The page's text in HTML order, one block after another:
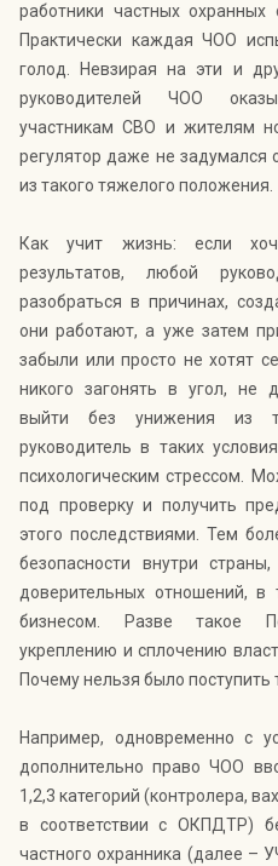
работники частных охранных
Практически каждая ЧОО
голод. Невзирая на эти и
руководителей ЧОО
участникам СВО и жителям
регулятор даже не задумался
из такого тяжелого положения.
Как учит жизнь: если
результатов, любой
разобраться в причинах,
они работают, а уже затем
забыли или просто не хотят
никого загонять в угол, не
выйти без унижения из
руководитель в таких
психологическим стрессом.
под проверку и получить
этого последствиями. Тем
безопасности внутри
доверительных отношений,
бизнесом. Разве такое
укреплению и сплочению
Почему нельзя было поступить
Например, одновременно с
дополнительно право ЧОО
1,2,3 категорий (контролера,
в соответствии с ОКПДТР)
частного охранника (далее –